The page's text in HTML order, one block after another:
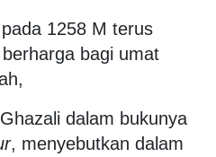
1258 M terus
bagi umat
dalam bukunya
, menyebutkan dalam